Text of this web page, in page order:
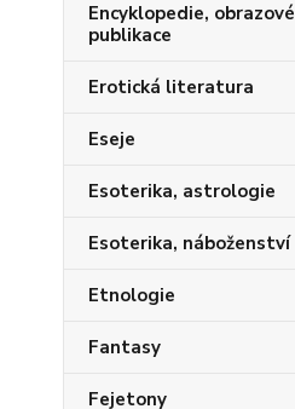
Encyklopedie, obrazové
publikace
Erotická literatura
Eseje
Esoterika, astrologie
Esoterika, náboženství
Etnologie
Fantasy
Fejetony